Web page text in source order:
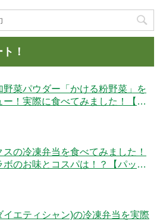
！
野菜パウダー「かける粉野菜」を
ー！実際に食べてみました！【ベ
スの冷凍弁当を食べてみました！
ボのお味とコスパは！？【パッと
イエティシャン)の冷凍弁当を実際